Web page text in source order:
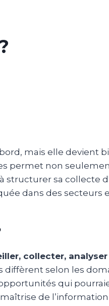
mais elle devient
permet non
structurer sa collecte
dans des secteurs
collecter,
selon les
qui
de